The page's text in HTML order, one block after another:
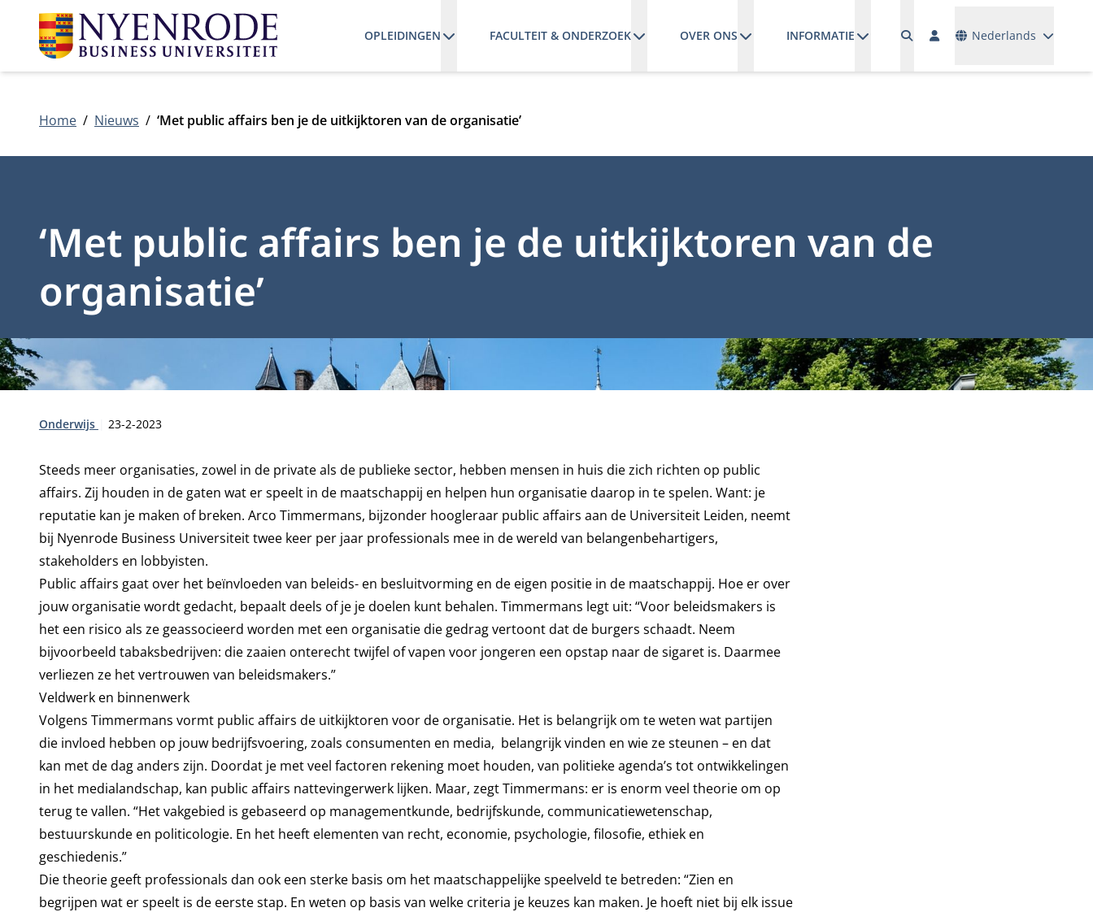
OPLEIDINGEN FACULTEIT & ONDERZOEK OVER ONS INFORMATIE Nederlands
Home Nieuws ‘Met public affairs ben je de uitkijktoren van de organisatie’
‘Met public affairs ben je de uitkijktoren van de
organisatie’
Type:
Onderwijs Publicatiedatum:
23-2-2023
Steeds meer organisaties, zowel in de private als de publieke sector, hebben mensen in huis die zich richten op public
affairs. Zij houden in de gaten wat er speelt in de maatschappij en helpen hun organisatie daarop in te spelen. Want: je
reputatie kan je maken of breken. Arco Timmermans, bijzonder hoogleraar public affairs aan de Universiteit Leiden, neemt
bij Nyenrode Business Universiteit twee keer per jaar professionals mee in de wereld van belangenbehartigers,
stakeholders en lobbyisten.
Public affairs gaat over het beïnvloeden van beleids- en besluitvorming en de eigen positie in de maatschappij. Hoe er over
jouw organisatie wordt gedacht, bepaalt deels of je je doelen kunt behalen. Timmermans legt uit: “Voor beleidsmakers is
het een risico als ze geassocieerd worden met een organisatie die gedrag vertoont dat de burgers schaadt. Neem
bijvoorbeeld tabaksbedrijven: die zaaien onterecht twijfel of vapen voor jongeren een opstap naar de sigaret is. Daarmee
verliezen ze het vertrouwen van beleidsmakers.”
Veldwerk en binnenwerk
Volgens Timmermans vormt public affairs de uitkijktoren voor de organisatie. Het is belangrijk om te weten wat partijen
die invloed hebben op jouw bedrijfsvoering, zoals consumenten en media, belangrijk vinden en wie ze steunen – en dat
kan met de dag anders zijn. Doordat je met veel factoren rekening moet houden, van politieke agenda’s tot ontwikkelingen
in het medialandschap, kan public affairs nattevingerwerk lijken. Maar, zegt Timmermans: er is enorm veel theorie om op
terug te vallen. “Het vakgebied is gebaseerd op managementkunde, bedrijfskunde, communicatiewetenschap,
bestuurskunde en politicologie. En het heeft elementen van recht, economie, psychologie, filosofie, ethiek en
geschiedenis.”
Die theorie geeft professionals dan ook een sterke basis om het maatschappelijke speelveld te betreden: “Zien en
begrijpen wat er speelt is de eerste stap. En weten op basis van welke criteria je keuzes kan maken. Je hoeft niet bij elk issue